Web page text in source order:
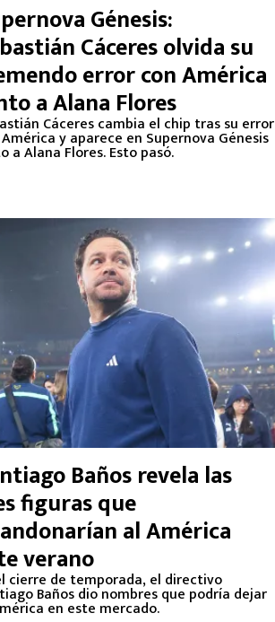
Génesis:
Cáceres olvida su
error con América
a Alana Flores
Cáceres cambia el chip tras su error
y aparece en Supernova Génesis
a Alana Flores. Esto pasó.
Baños revela las
figuras que
al América
verano
cierre de temporada, el directivo
Baños dio nombres que podría dejar
en este mercado.